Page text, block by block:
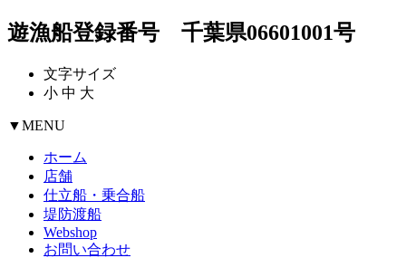
遊漁船登録番号 千葉県06601001号
文字サイズ
小 中 大
▼MENU
ホーム
店舗
仕立船・乗合船
堤防渡船
Webshop
お問い合わせ